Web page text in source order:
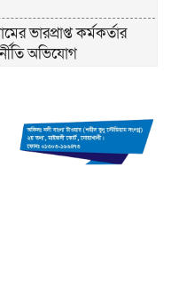
ভারপ্রাপ্ত কর্মকর্তার
অভিযোগ